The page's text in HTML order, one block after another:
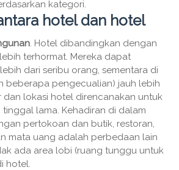
kategori.
hotel dan hotel
. Hotel dibandingkan dengan
terhormat. Mereka dapat
dari seribu orang, sementara di
beberapa pengecualian) jauh lebih
dan lokasi hotel direncanakan untuk
tinggal lama. Kehadiran di dalam
pertokoan dan butik, restoran,
mata uang adalah perbedaan lain
ada area lobi (ruang tunggu untuk
hotel.